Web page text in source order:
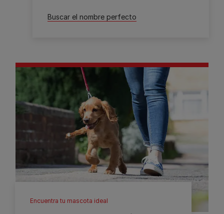
Buscar el nombre perfecto
Encuentra tu mascota ideal